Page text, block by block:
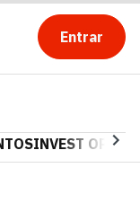
Entrar
INVEST OPINA